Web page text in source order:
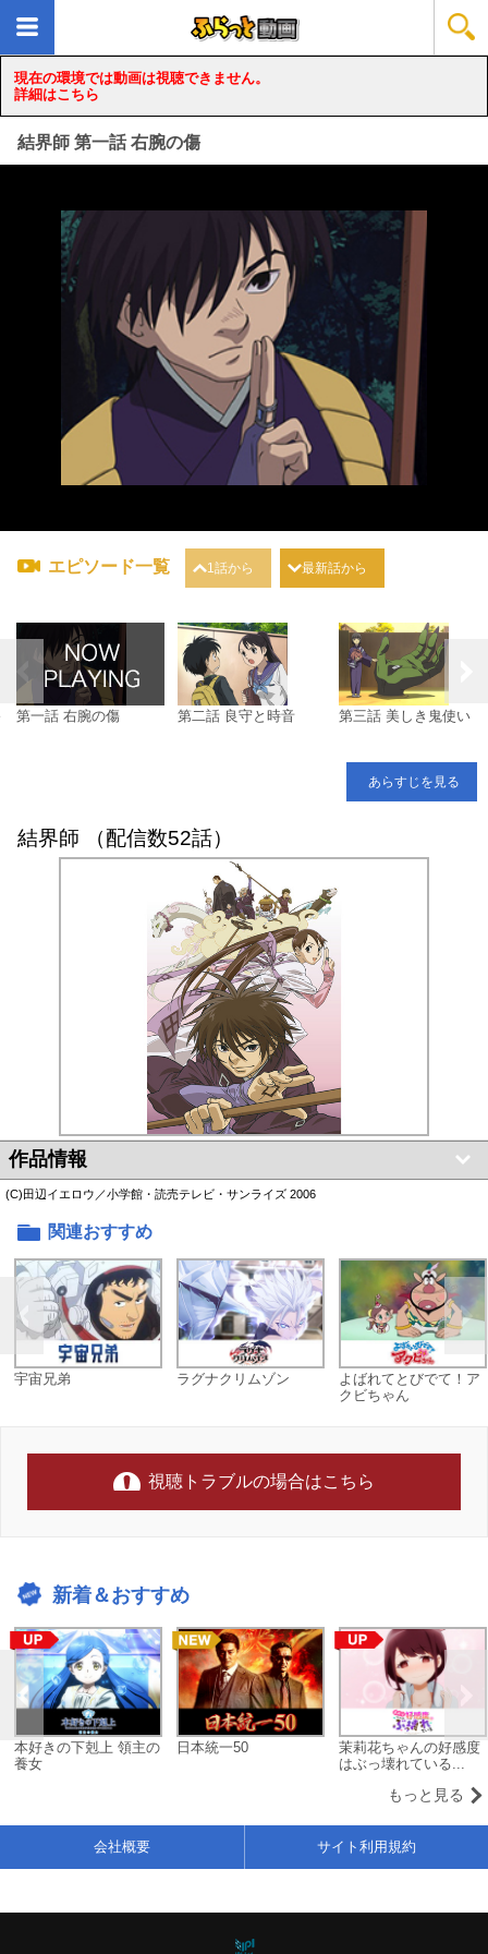
現在の環境では動画は視聴できません。
詳細はこちら
結界師 第一話 右腕の傷
loading...
エピソード一覧 1話から 最新話から
第一話 右腕の傷 第二話 良守と時音 第三話 美しき鬼使い
あらすじを見る
結界師 （配信数52話）
作品情報
(C)田辺イエロウ／小学館・読売テレビ・サンライズ 2006
関連おすすめ
宇宙兄弟 ラグナクリムゾン
よばれてとびでて！ア
クビちゃん
視聴トラブルの場合はこちら
新着＆おすすめ
本好きの下剋上 領主の
養女
日本統一50
茉莉花ちゃんの好感度
はぶっ壊れている...
もっと見る
会社概要 サイト利用規約